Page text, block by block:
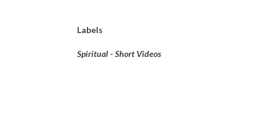
Labels
Spiritual - Short Videos